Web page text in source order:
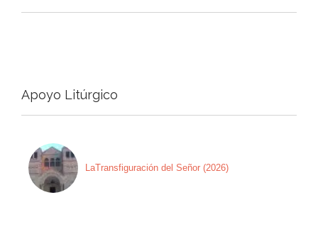
Apoyo Litúrgico
LaTransfiguración del Señor (2026)